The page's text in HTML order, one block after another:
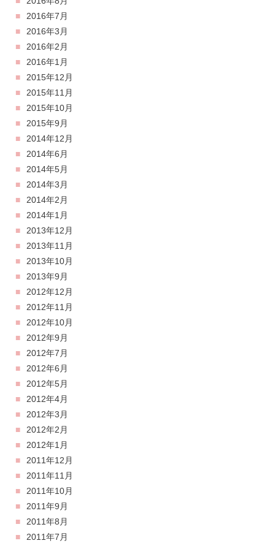
2016年7月
2016年3月
2016年2月
2016年1月
2015年12月
2015年11月
2015年10月
2015年9月
2014年12月
2014年6月
2014年5月
2014年3月
2014年2月
2014年1月
2013年12月
2013年11月
2013年10月
2013年9月
2012年12月
2012年11月
2012年10月
2012年9月
2012年7月
2012年6月
2012年5月
2012年4月
2012年3月
2012年2月
2012年1月
2011年12月
2011年11月
2011年10月
2011年9月
2011年8月
2011年7月